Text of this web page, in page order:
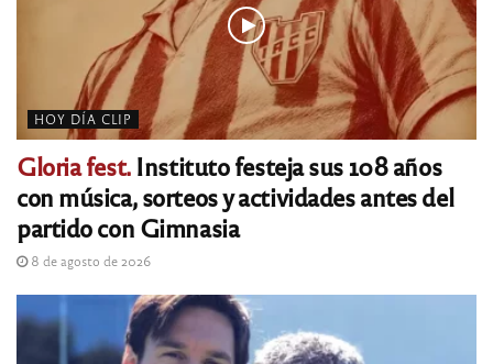
HOY DÍA CLIP
Gloria fest.Instituto festeja sus 108 años
con música, sorteos y actividades antes del
partido con Gimnasia
8 de agosto de 2026